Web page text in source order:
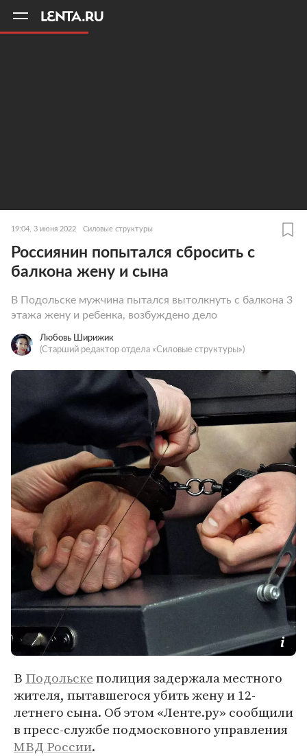
19:04, 3 июня 2022 Силовые структуры
Россиянин попытался сбросить с
балкона жену и сына
В Подольске мужчина пытался вытолкнуть с балкона 3
этажа жену и ребенка, возбуждено дело
Любовь Ширижик
(Старший редактор отдела «Силовые структуры»)
В Подольскеполиция задержала местного
жителя, пытавшегося убить жену и 12-
летнего сына. Об этом «Ленте.ру» сообщили
в пресс-службе подмосковного управления
МВД России.